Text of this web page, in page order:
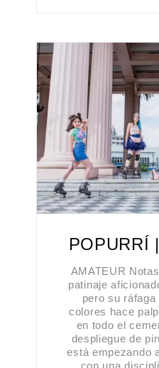
POPURRÍ
AMATEUR
patinaje
pero su
colores hace
en todo el
despliegue de
está empezando